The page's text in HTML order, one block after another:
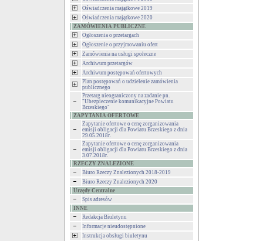
Oświadczenia majątkowe 2019
Oświadczenia majątkowe 2020
ZAMÓWIENIA PUBLICZNE
Ogłoszenia o przetargach
Ogłoszenie o przyjmowaniu ofert
Zamówienia na usługi społeczne
Archiwum przetargów
Archiwum postępowań ofertowych
Plan postępowań o udzielenie zamówienia
publicznego
Przetarg nieograniczony na zadanie pn.
"Ubezpieczenie komunikacyjne Powiatu
Brzeskiego"
ZAPYTANIA OFERTOWE
Zapytanie ofertowe o cenę zorganizowania
emisji obligacji dla Powiatu Brzeskiego z dnia
29.05.2018r.
Zapytanie ofertowe o cenę zorganizowania
emisji obligacji dla Powiatu Brzeskiego z dnia
3.07.2018r.
RZECZY ZNALEZIONE
Biuro Rzeczy Znalezionych 2018-2019
Biuro Rzeczy Znalezionych 2020
Urzędy Centralne
Spis adresów
INNE
Redakcja Biuletynu
Informacje nieudostępnione
Instrukcja obsługi biuletynu